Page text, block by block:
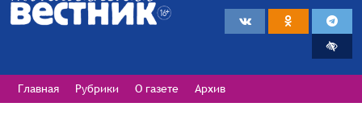
Главная Рубрики О газете Архив